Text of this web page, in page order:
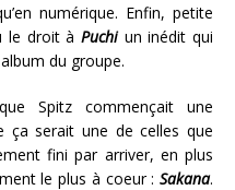
numérique. Enfin, petite
le droit àPuchiun inédit qui
du groupe.
Spitz commençait une
ça serait une de celles que
fini par arriver, en plus
le plus à coeur : Sakana.